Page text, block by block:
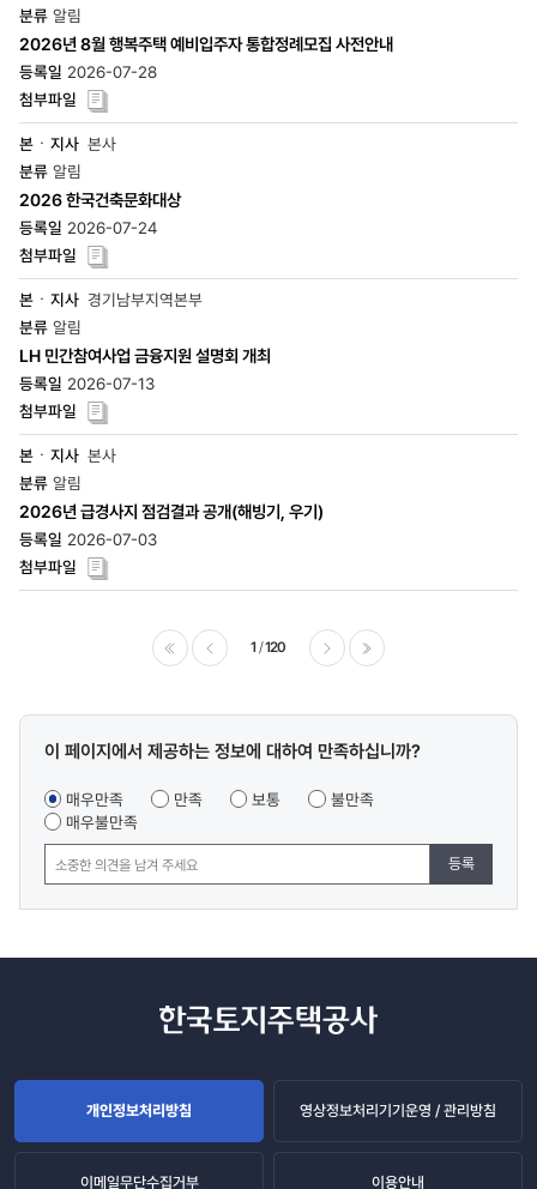
알림
2026년 8월 행복주택 예비입주자 통합정례모집 사전안내
2026-07-28
본사
알림
2026 한국건축문화대상
2026-07-24
경기남부지역본부
알림
LH 민간참여사업 금융지원 설명회 개최
2026-07-13
본사
알림
2026년 급경사지 점검결과 공개(해빙기, 우기)
2026-07-03
1 120
콘텐츠
조사
이 페이지에서 제공하는 정보에 대하여 만족하십니까?
매우만족 만족 보통
불만족
매우불만족
등록
개인정보처리방침 영상정보처리기기운영 / 관리방침
이메일무단수집거부 이용안내